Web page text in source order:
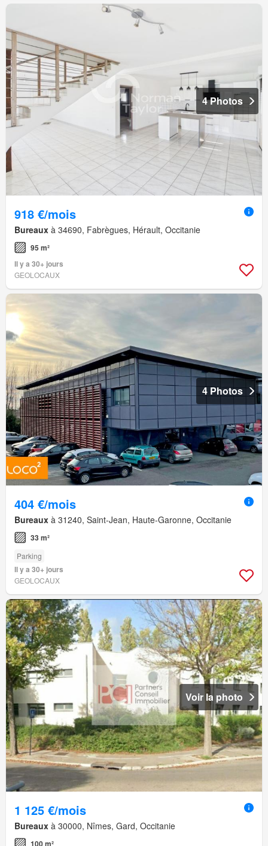
4 Photos
918 €/mois
Bureaux à 34690, Fabrègues, Hérault, Occitanie
95 m²
Il y a 30+ jours
GEOLOCAUX
4 Photos
404 €/mois
Bureaux à 31240, Saint-Jean, Haute-Garonne, Occitanie
33 m²
Parking
Il y a 30+ jours
GEOLOCAUX
Voir la photo
1 125 €/mois
Bureaux à 30000, Nîmes, Gard, Occitanie
100 m²